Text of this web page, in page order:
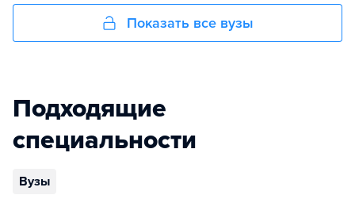
Показать все вузы
Подходящие
специальности
Вузы